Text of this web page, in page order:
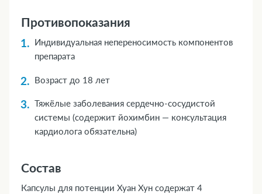
Противопоказания
Индивидуальная непереносимость компонентов
препарата
Возраст до 18 лет
Тяжёлые заболевания сердечно-сосудистой
системы (содержит йохимбин — консультация
кардиолога обязательна)
Состав
Капсулы для потенции Хуан Хун содержат 4